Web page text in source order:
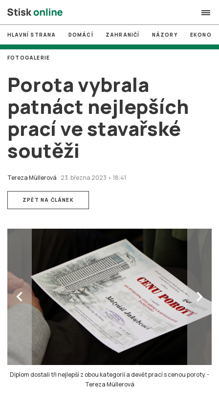
search
# MUNI
# Brno
# volby
login PŘIHLÁSIT SE
Zapomněli jste heslo?
HLAVNÍ STRANA DOMÁCÍ ZAHRANIČÍ NÁZORY
Porota vybrala
patnáct nejlepších
prací ve stavařské
soutěži
Tereza Müllerová 23. března 2023 • 18:41
FOTOGALERIE
ZPĚT NA ČLÁNEK
chevron_left chevron_right
Diplom dostali tři nejlepší z obou kategorií a devět prací s cenou poroty.-
Tereza Müllerová